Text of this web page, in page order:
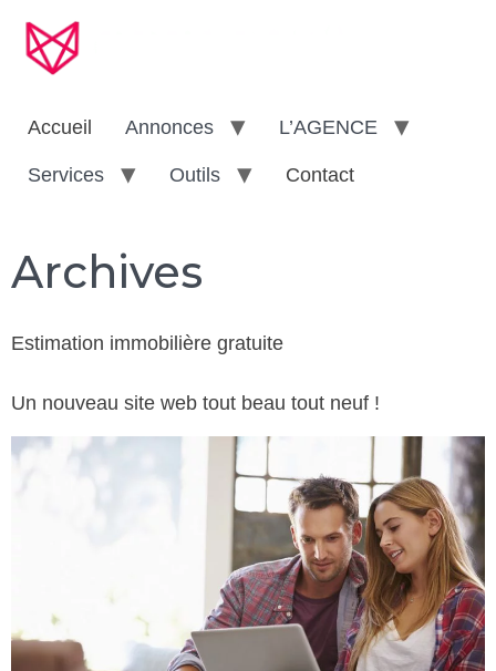
Accueil Annonces L’AGENCE
Services Outils Contact
Archives
Estimation immobilière gratuite
Un nouveau site web tout beau tout neuf !